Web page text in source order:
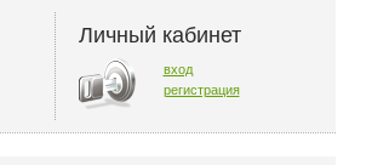
Личный кабинет
вход
регистрация